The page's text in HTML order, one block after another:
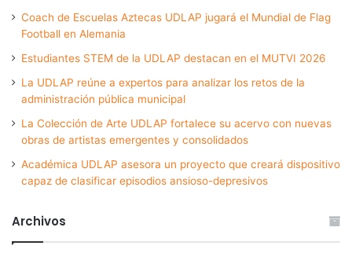
Coach de Escuelas Aztecas UDLAP jugará el Mundial de Flag
Football en Alemania
Estudiantes STEM de la UDLAP destacan en el MUTVI 2026
La UDLAP reúne a expertos para analizar los retos de la
administración pública municipal
La Colección de Arte UDLAP fortalece su acervo con nuevas
obras de artistas emergentes y consolidados
Académica UDLAP asesora un proyecto que creará dispositivo
capaz de clasificar episodios ansioso-depresivos
Archivos